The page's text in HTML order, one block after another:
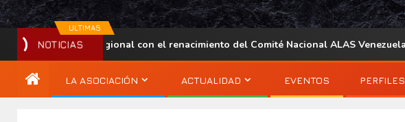
ULTIMAS
NOTICIAS
regional con el renacimiento del Comité Nacional ALAS Venezuela
LA ASOCIACIÓN ACTUALIDAD EVENTOS PERFILES